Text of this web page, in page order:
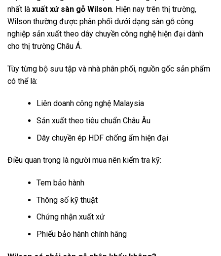
nhất là xuất xứ sàn gỗ Wilson. Hiện nay trên thị trường,
Wilson thường được phân phối dưới dạng sàn gỗ công
nghiệp sản xuất theo dây chuyền công nghệ hiện đại dành
cho thị trường Châu Á.
Tùy từng bộ sưu tập và nhà phân phối, nguồn gốc sản phẩm
có thể là:
Liên doanh công nghệ Malaysia
Sản xuất theo tiêu chuẩn Châu Âu
Dây chuyền ép HDF chống ẩm hiện đại
Điều quan trọng là người mua nên kiểm tra kỹ:
Tem bảo hành
Thông số kỹ thuật
Chứng nhận xuất xứ
Phiếu bảo hành chính hãng